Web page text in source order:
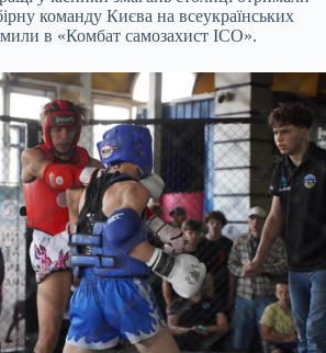
команду Києва на всеукраїнських
в «Комбат самозахист ІСО».